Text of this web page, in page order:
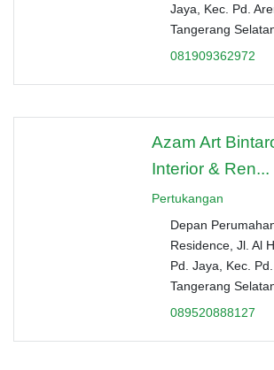
Jaya, Kec. Pd.
Tangerang
081909362972
Azam Art
Interior & Ren...
Pertukangan
Depan
Residence, Jl. Al
Pd. Jaya, Kec.
Tangerang
089520888127